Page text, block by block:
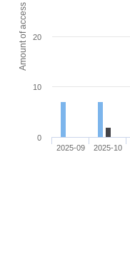
Amount of access
2025-09 2025-10
0
10
20